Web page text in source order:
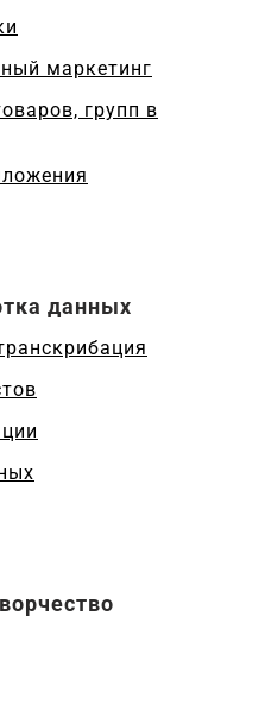
маркетинг
групп в
данных